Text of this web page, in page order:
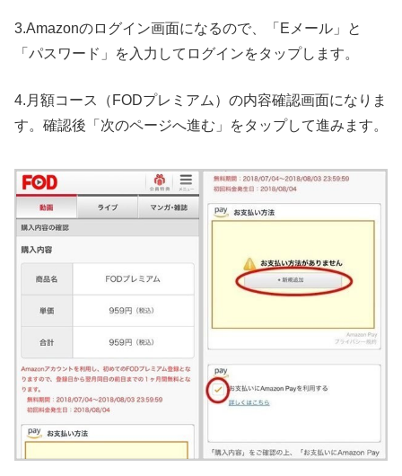
3.Amazonのログイン画面になるので、「Eメール」と
「パスワード」を入力してログインをタップします。
4.月額コース（FODプレミアム）の内容確認画面になりま
す。確認後「次のページへ進む」をタップして進みます。